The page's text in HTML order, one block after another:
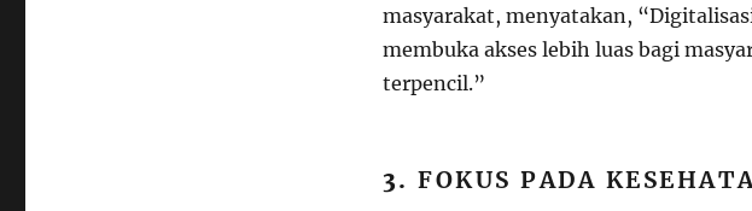
masyarakat, menyatakan,
membuka akses lebih luas bagi
terpencil.”
3.FOKUS PADA